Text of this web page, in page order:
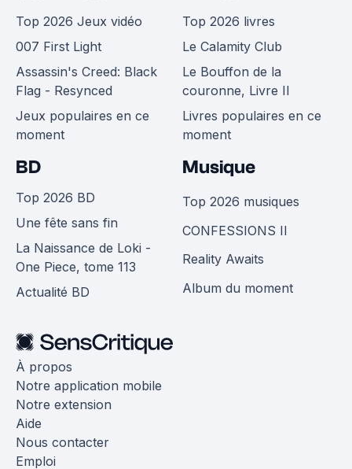
Top 2026 Jeux vidéo
007 First Light
Assassin's Creed: Black
Flag - Resynced
Jeux populaires en ce
moment
Top 2026 livres
Le Calamity Club
Le Bouffon de la
couronne, Livre II
Livres populaires en ce
moment
BD
Top 2026 BD
Une fête sans fin
La Naissance de Loki -
One Piece, tome 113
Actualité BD
Musique
Top 2026 musiques
CONFESSIONS II
Reality Awaits
Album du moment
À propos
Notre application mobile
Notre extension
Aide
Nous contacter
Emploi